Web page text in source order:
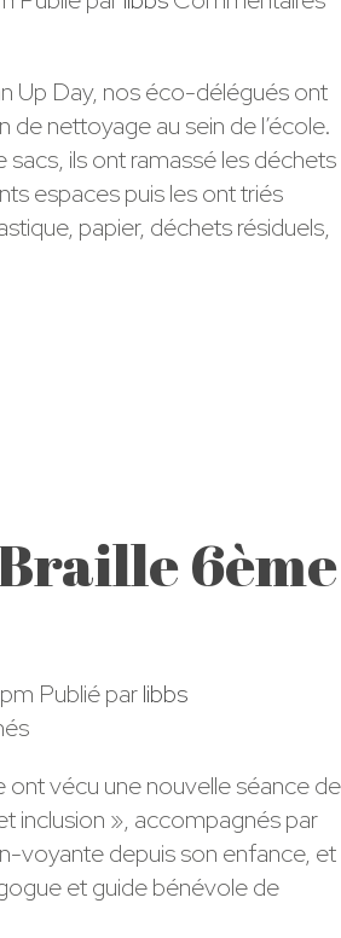
Up Day, nos éco-délégués ont
de nettoyage au sein de l’école.
sacs, ils ont ramassé les déchets
espaces puis les ont triés
papier, déchets résiduels,
6ème
Publié parlibbs
sur
Braille
6ème
ont vécu une nouvelle séance de
inclusion », accompagnés par
voyante depuis son enfance, et
et guide bénévole de